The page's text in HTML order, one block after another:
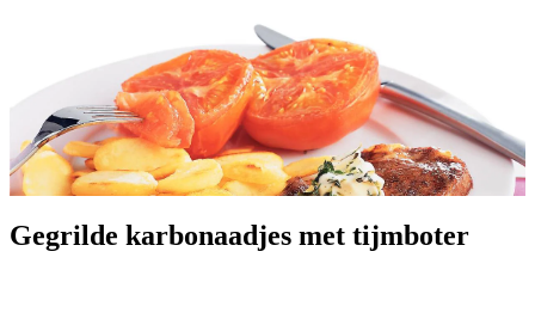
Gegrilde karbonaadjes met tijmboter